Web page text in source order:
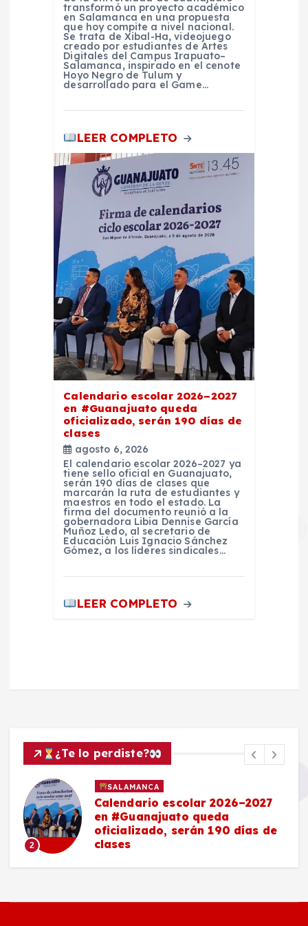
transformó un proyecto académico
en Salamanca en una propuesta
que hoy compite a nivel nacional.
Se trata de Xibal-Ha, videojuego
creado por estudiantes de Artes
Digitales del Campus Irapuato–
Salamanca, inspirado en el cenote
Hoyo Negro de Tulum y
desarrollado para el Game…
LEER COMPLETO
Calendario escolar 2026–2027
en #Guanajuato queda
oficializado, serán 190 días de
clases
agosto 6, 2026
El calendario escolar 2026–2027 ya
tiene sello oficial en Guanajuato,
serán 190 días de clases que
marcarán la ruta de estudiantes y
maestros en todo el estado. La
firma del documento reunió a la
gobernadora Libia Dennise García
Muñoz Ledo, al secretario de
Educación Luis Ignacio Sánchez
Gómez, a los líderes sindicales…
LEER COMPLETO
¿Te lo perdiste?
2
SALAMANCA
Calendario escolar 2026–2027
en #Guanajuato queda
oficializado, serán 190 días de
clases